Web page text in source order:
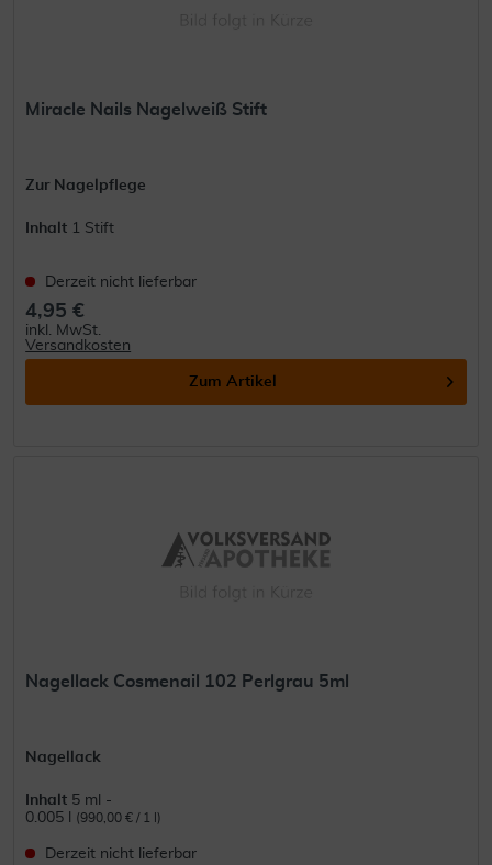
Miracle Nails Nagelweiß Stift
Zur Nagelpflege
Inhalt 1 Stift
Derzeit nicht lieferbar
4,95 €
inkl. MwSt.
Versandkosten
Zum Artikel
Nagellack Cosmenail 102 Perlgrau 5ml
Nagellack
Inhalt 5 ml -
0.005 l
(990,00 € / 1 l)
Derzeit nicht lieferbar